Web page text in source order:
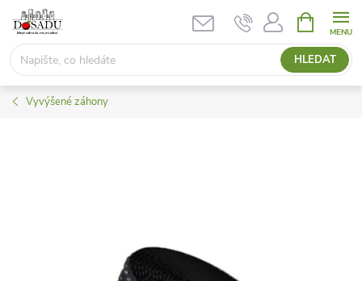
Přejít
obsah
HLEDAT
NÁKUPNÍ
KOŠÍK
Vyvýšené záhony